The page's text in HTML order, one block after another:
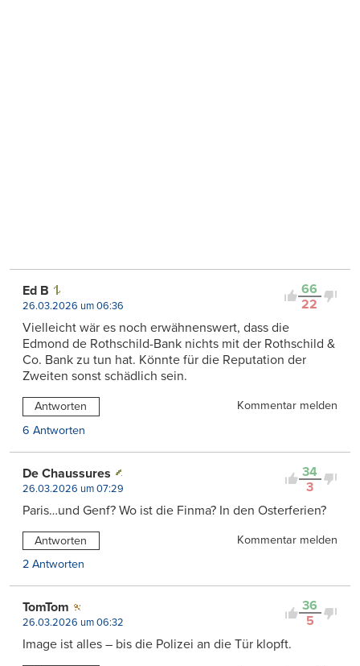
66
22
Ed B
26.03.2026 um 06:36
Vielleicht wär es noch erwähnenswert, dass die
Edmond de Rothschild-Bank nichts mit der Rothschild &
Co. Bank zu tun hat. Könnte für die Reputation der
Zweiten sonst schädlich sein.
Antworten
Kommentar melden
6 Antworten
34
3
De Chaussures
26.03.2026 um 07:29
Paris…und Genf? Wo ist die Finma? In den Osterferien?
Antworten
Kommentar melden
2 Antworten
36
5
TomTom
26.03.2026 um 06:32
Image ist alles – bis die Polizei an die Tür klopft.